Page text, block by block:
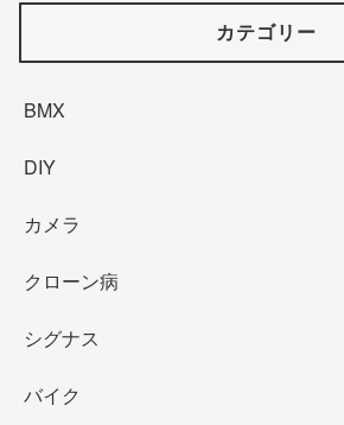
カテゴリー
BMX
DIY
カメラ
クローン病
シグナス
バイク